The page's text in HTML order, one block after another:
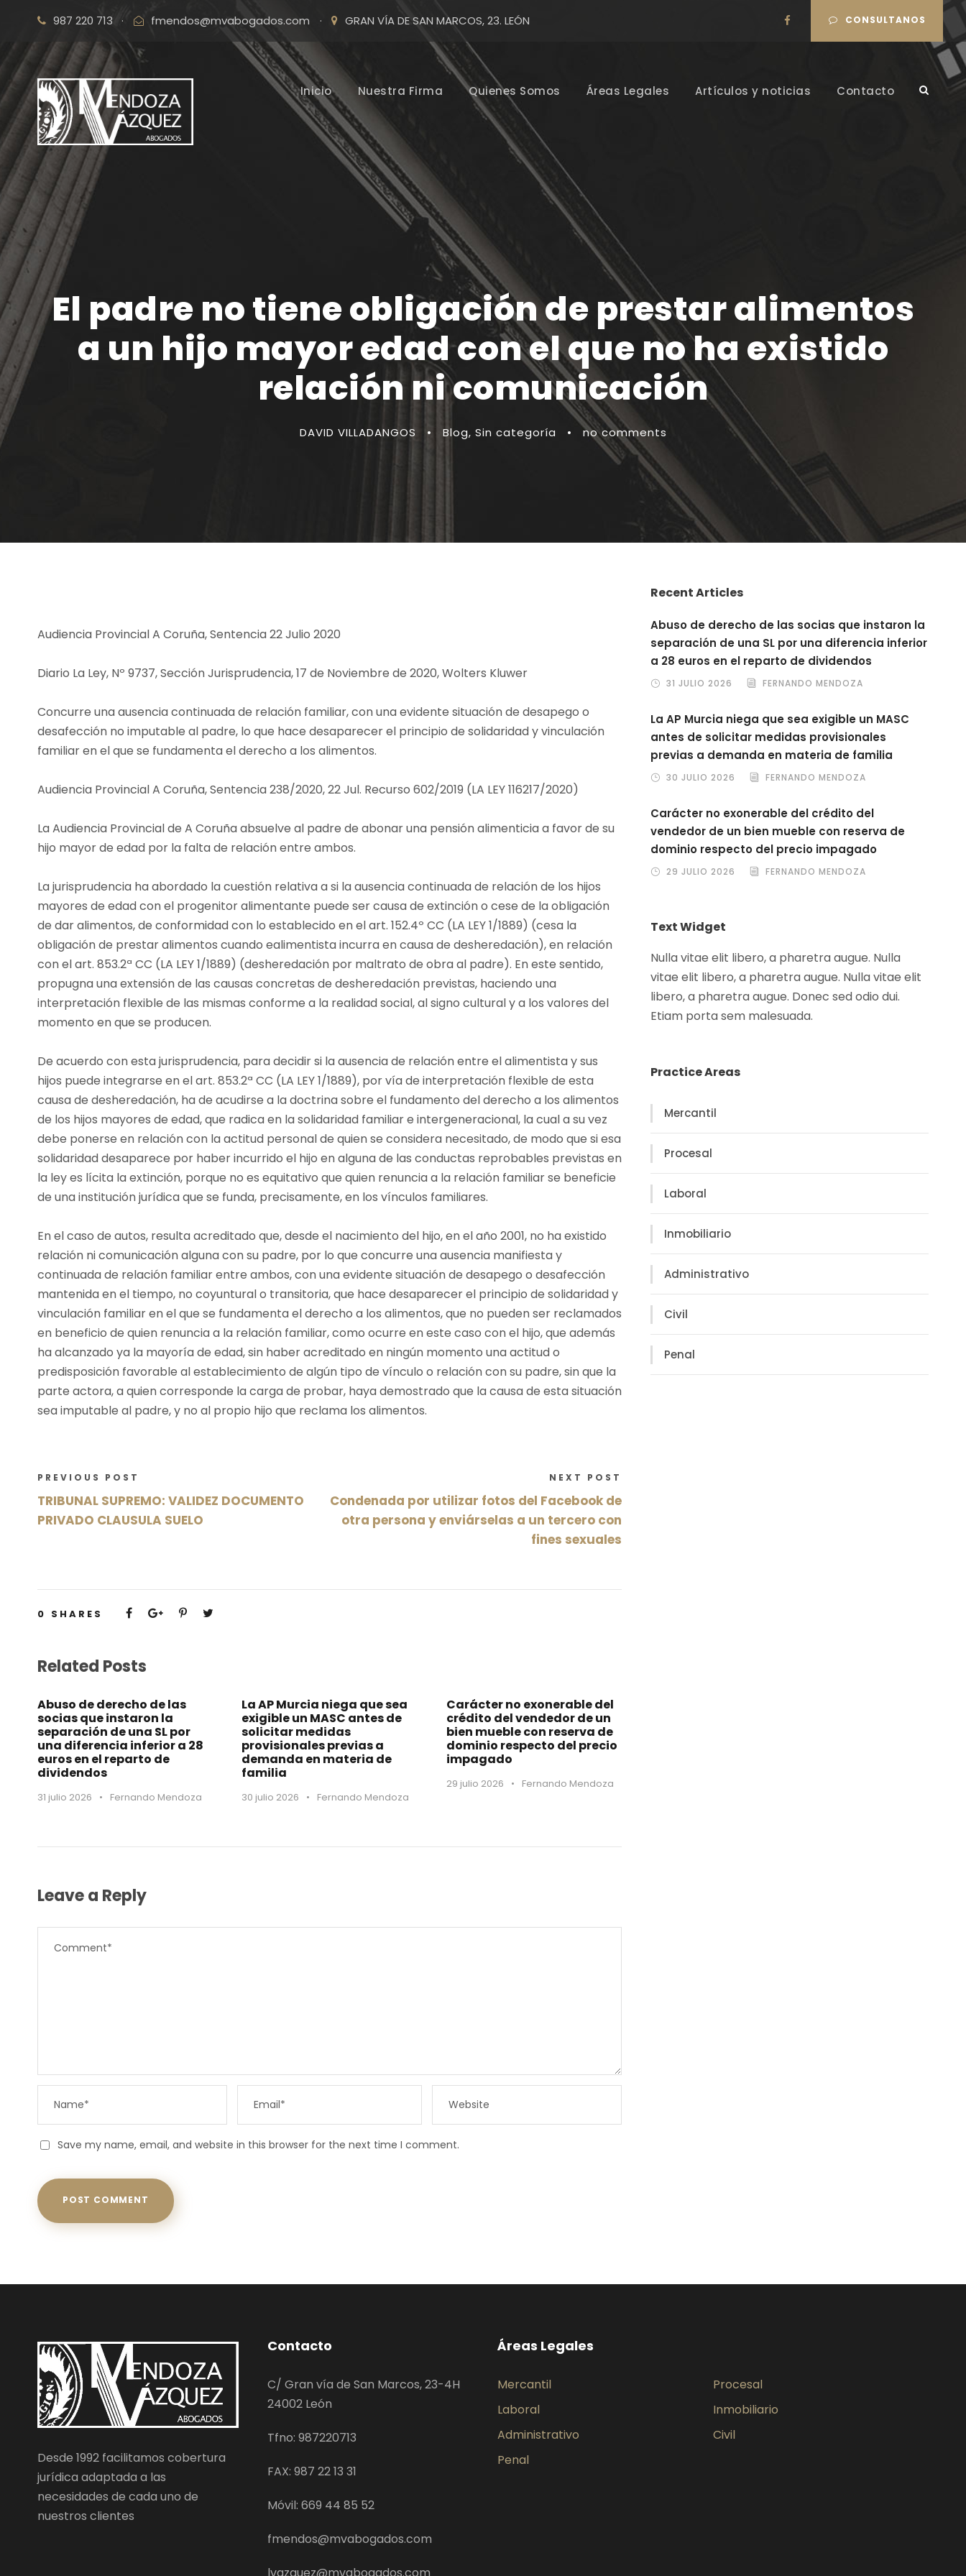
987 220 713 · fmendos@mvabogados.com · GRAN VÍA DE SAN MARCOS, 23. LEÓN CONSULTANOS
Inicio Nuestra Firma Quienes Somos Áreas Legales Artículos y noticias Contacto
El padre no tiene obligación de prestar alimentos
a un hijo mayor edad con el que no ha existido
relación ni comunicación
DAVID VILLADANGOS • Blog, Sin categoría • no comments
Audiencia Provincial A Coruña, Sentencia 22 Julio 2020
Diario La Ley, Nº 9737, Sección Jurisprudencia, 17 de Noviembre de 2020, Wolters Kluwer
Concurre una ausencia continuada de relación familiar, con una evidente situación de desapego o
desafección no imputable al padre, lo que hace desaparecer el principio de solidaridad y vinculación
familiar en el que se fundamenta el derecho a los alimentos.
Audiencia Provincial A Coruña, Sentencia 238/2020, 22 Jul. Recurso 602/2019 (LA LEY 116217/2020)
La Audiencia Provincial de A Coruña absuelve al padre de abonar una pensión alimenticia a favor de su
hijo mayor de edad por la falta de relación entre ambos.
La jurisprudencia ha abordado la cuestión relativa a si la ausencia continuada de relación de los hijos
mayores de edad con el progenitor alimentante puede ser causa de extinción o cese de la obligación
de dar alimentos, de conformidad con lo establecido en el art. 152.4º CC (LA LEY 1/1889) (cesa la
obligación de prestar alimentos cuando ealimentista incurra en causa de desheredación), en relación
con el art. 853.2ª CC (LA LEY 1/1889) (desheredación por maltrato de obra al padre). En este sentido,
propugna una extensión de las causas concretas de desheredación previstas, haciendo una
interpretación flexible de las mismas conforme a la realidad social, al signo cultural y a los valores del
momento en que se producen.
De acuerdo con esta jurisprudencia, para decidir si la ausencia de relación entre el alimentista y sus
hijos puede integrarse en el art. 853.2ª CC (LA LEY 1/1889), por vía de interpretación flexible de esta
causa de desheredación, ha de acudirse a la doctrina sobre el fundamento del derecho a los alimentos
de los hijos mayores de edad, que radica en la solidaridad familiar e intergeneracional, la cual a su vez
debe ponerse en relación con la actitud personal de quien se considera necesitado, de modo que si esa
solidaridad desaparece por haber incurrido el hijo en alguna de las conductas reprobables previstas en
la ley es lícita la extinción, porque no es equitativo que quien renuncia a la relación familiar se beneficie
de una institución jurídica que se funda, precisamente, en los vínculos familiares.
En el caso de autos, resulta acreditado que, desde el nacimiento del hijo, en el año 2001, no ha existido
relación ni comunicación alguna con su padre, por lo que concurre una ausencia manifiesta y
continuada de relación familiar entre ambos, con una evidente situación de desapego o desafección
mantenida en el tiempo, no coyuntural o transitoria, que hace desaparecer el principio de solidaridad y
vinculación familiar en el que se fundamenta el derecho a los alimentos, que no pueden ser reclamados
en beneficio de quien renuncia a la relación familiar, como ocurre en este caso con el hijo, que además
ha alcanzado ya la mayoría de edad, sin haber acreditado en ningún momento una actitud o
predisposición favorable al establecimiento de algún tipo de vínculo o relación con su padre, sin que la
parte actora, a quien corresponde la carga de probar, haya demostrado que la causa de esta situación
sea imputable al padre, y no al propio hijo que reclama los alimentos.
PREVIOUS POST
TRIBUNAL SUPREMO: VALIDEZ DOCUMENTO
PRIVADO CLAUSULA SUELO
NEXT POST
Condenada por utilizar fotos del Facebook de
otra persona y enviárselas a un tercero con
fines sexuales
0 SHARES
Related Posts
Abuso de derecho de las
socias que instaron la
separación de una SL por
una diferencia inferior a 28
euros en el reparto de
dividendos
31 julio 2026 • Fernando Mendoza
La AP Murcia niega que sea
exigible un MASC antes de
solicitar medidas
provisionales previas a
demanda en materia de
familia
30 julio 2026 • Fernando Mendoza
Carácter no exonerable del
crédito del vendedor de un
bien mueble con reserva de
dominio respecto del precio
impagado
29 julio 2026 • Fernando Mendoza
Leave a Reply
Save my name, email, and website in this browser for the next time I comment.
Recent Articles
Abuso de derecho de las socias que instaron la
separación de una SL por una diferencia inferior
a 28 euros en el reparto de dividendos
31 JULIO 2026 FERNANDO MENDOZA
La AP Murcia niega que sea exigible un MASC
antes de solicitar medidas provisionales
previas a demanda en materia de familia
30 JULIO 2026 FERNANDO MENDOZA
Carácter no exonerable del crédito del
vendedor de un bien mueble con reserva de
dominio respecto del precio impagado
29 JULIO 2026 FERNANDO MENDOZA
Text Widget
Nulla vitae elit libero, a pharetra augue. Nulla
vitae elit libero, a pharetra augue. Nulla vitae elit
libero, a pharetra augue. Donec sed odio dui.
Etiam porta sem malesuada.
Practice Areas
Mercantil
Procesal
Laboral
Inmobiliario
Administrativo
Civil
Penal
Desde 1992 facilitamos cobertura
jurídica adaptada a las
necesidades de cada uno de
nuestros clientes
Contacto
C/ Gran vía de San Marcos, 23-4H
24002 León
Tfno: 987220713
FAX: 987 22 13 31
Móvil: 669 44 85 52
fmendos@mvabogados.com
Áreas Legales
Mercantil
Procesal
Laboral
Inmobiliario
Administrativo
Civil
Penal